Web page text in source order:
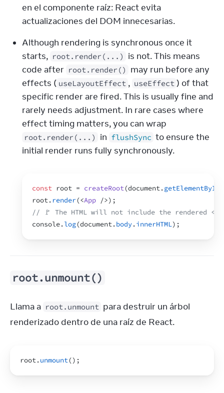
en el componente raíz: React evita
actualizaciones del DOM innecesarias.
Although rendering is synchronous once it
starts, root.render(...)
is not. This means
code after root.render()
may run before any
effects ( useLayoutEffect , useEffect ) of that
specific render are fired. This is usually fine and
rarely needs adjustment. In rare cases where
root.render(...) in flushSync to ensure the
initial render runs fully synchronously.
const root = createRoot(document. getElementById
root. render(<App />) ;
// 🚩 The HTML will not include the rendered
console. log(document. body. innerHTML) ;
root.unmount()
Llama a root.unmount para destruir un árbol
renderizado dentro de una raíz de React.
root. unmount() ;